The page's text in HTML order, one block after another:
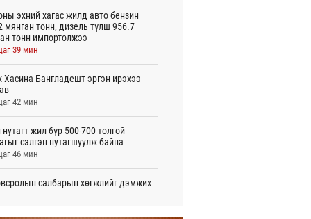
эхний хагас жилд авто бензин
мянган тонн, дизель түлш 956.7
тонн импортолжээ
39 мин
Хасина Бангладешт эргэн ирэхээ
42 мин
жил бүр 500-700 толгой
сэлгэн нутагшуулж байна
46 мин
салбарын хөгжлийг дэмжих